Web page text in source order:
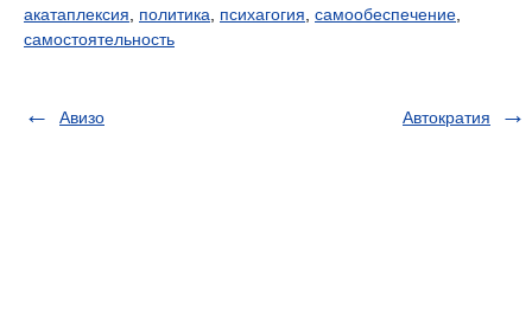
акатаплексия
политика психагогия самообеспечение
самостоятельность
Авизо Автократия